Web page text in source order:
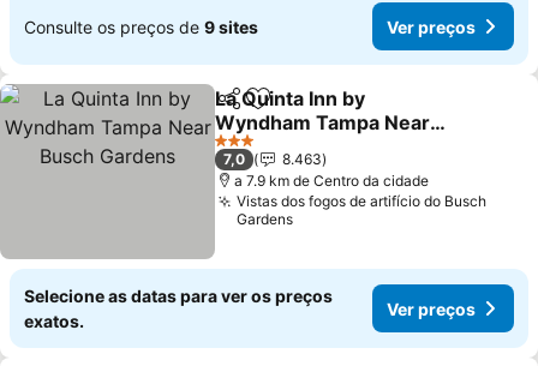
Consulte os preços de 9 sites Ver preços
PartilharAdicionar aos favoritos
La Quinta Inn by
Wyndham Tampa Near
Busch Gardens
3 Estrelas
7,0
8.463
a 7.9 km de Centro da cidade
Vistas dos fogos de artifício do Busch
Gardens
Selecione as datas para ver os preços
exatos.
Ver preços